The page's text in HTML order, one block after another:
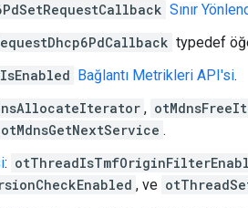
Sınır
typedef
Bağlantı Metrikleri API'si.
,
otMdnsGetNextService .
:
, ve